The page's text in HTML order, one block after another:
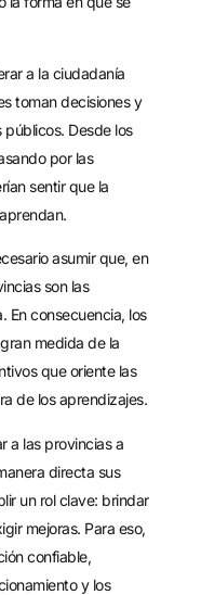
a la ciudadanía
toman decisiones y
Desde los
por las
sentir que la
asumir que, en
son las
En consecuencia, los
medida de la
que oriente las
de los aprendizajes.
a las provincias a
directa sus
un rol clave: brindar
mejoras. Para eso,
confiable,
y los